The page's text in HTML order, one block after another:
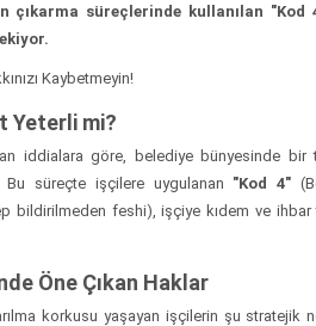
çıkarma süreçlerinde kullanılan "Kod
Kaybetmeyin!
Yeterli mi?
iddialara göre, belediye bünyesinde bir
süreçte işçilere uygulanan "Kod 4"
bildirilmeden feshi), işçiye kıdem ve ihbar
Öne Çıkan Haklar
korkusu yaşayan işçilerin şu stratejik